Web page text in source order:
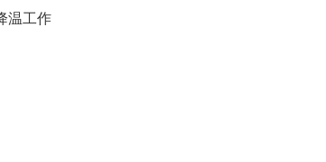
温工作